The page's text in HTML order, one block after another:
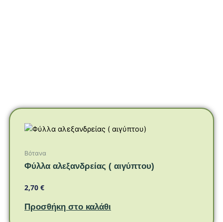
Βότανα
Φύλλα αλεξανδρείας ( αιγύπτου)
2,70€
Προσθήκη στο καλάθι